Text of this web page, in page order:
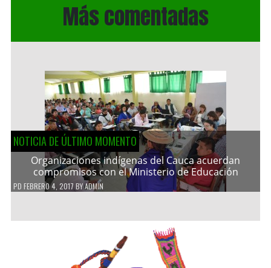
Más comentadas
NOTICIA DE ÚLTIMO MOMENTO
Organizaciones indígenas del Cauca acuerdan
compromisos con el Ministerio de Educación
PD FEBRERO 4, 2017 BYADMIN